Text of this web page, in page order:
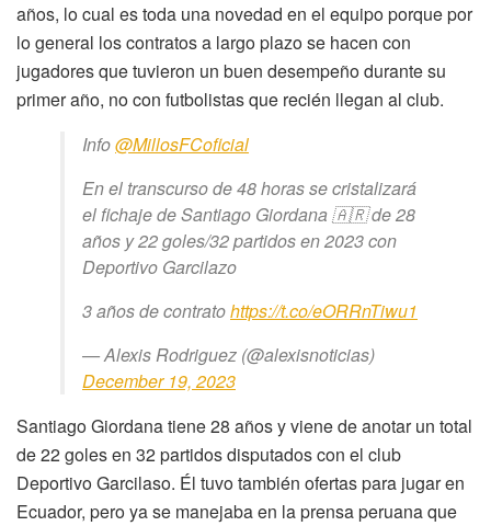
años, lo cual es toda una novedad en el equipo porque por
lo general los contratos a largo plazo se hacen con
jugadores que tuvieron un buen desempeño durante su
primer año, no con futbolistas que recién llegan al club.
Info@MillosFCoficial
En el transcurso de 48 horas se cristalizará
el fichaje de Santiago Giordana 🇦🇷 de 28
años y 22 goles/32 partidos en 2023 con
Deportivo Garcilazo
3 años de contratohttps://t.co/eORRnTiwu1
— Alexis Rodriguez (@alexisnoticias)
December 19, 2023
Santiago Giordana tiene 28 años y viene de anotar un total
de 22 goles en 32 partidos disputados con el club
Deportivo Garcilaso. Él tuvo también ofertas para jugar en
Ecuador, pero ya se manejaba en la prensa peruana que